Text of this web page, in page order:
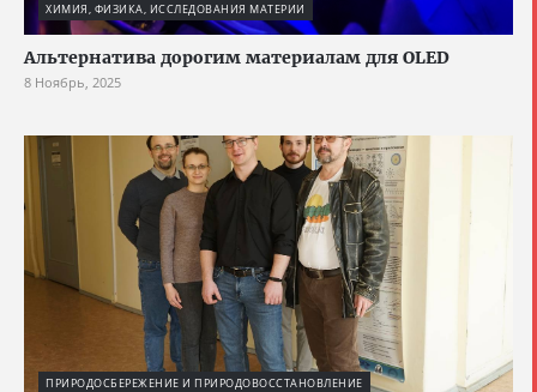
ХИМИЯ, ФИЗИКА, ИССЛЕДОВАНИЯ МАТЕРИИ
Альтернатива дорогим материалам для OLED
8 Ноябрь, 2025
ПРИРОДОСБЕРЕЖЕНИЕ И ПРИРОДОВОССТАНОВЛЕНИЕ